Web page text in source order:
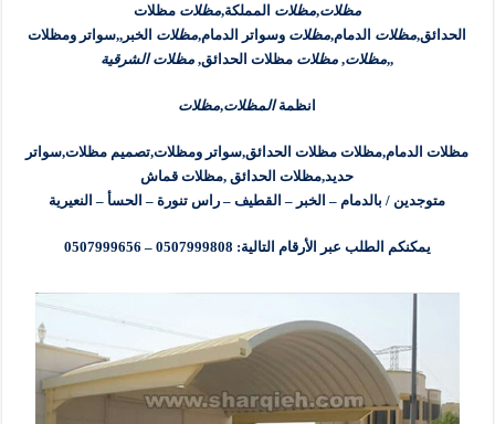
مظلات,مظلات المملكة,مظلات مظلات
الحدائق,مظلات الدمام,مظلات وسواتر الدمام,مظلات الخبر,,سواتر ومظلات
,مظلات, مظلات مظلات الحدائق, مظلات الشرقية ,
انظمةالمظلات,مظلات
مظلات الدمام,مظلات مظلات الحدائق,سواتر ومظلات,تصميم مظلات,سواتر
حديد,مظلات الحدائق ,مظلات قماش
متوجدين / بالدمام – الخبر – القطيف – راس تنورة – الحسأ – النعيرية
يمكنكم الطلب عبر الأرقام التالية: 0507999808 – 0507999656